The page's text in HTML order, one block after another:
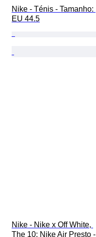
Nike - Ténis - Tamanho:
EU 44.5
Nike - Nike x Off White,
The 10: Nike Air Presto -